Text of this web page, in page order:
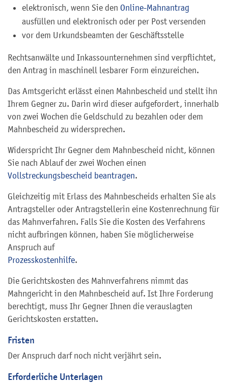
elektronisch, wenn Sie den Online-Mahnantrag
ausfüllen und elektronisch oder per Post versenden
vor dem Urkundsbeamten der Geschäftsstelle
Rechtsanwälte und Inkassounternehmen sind verpflichtet,
den Antrag in maschinell lesbarer Form einzureichen.
Das Amtsgericht erlässt einen Mahnbescheid und stellt ihn
Ihrem Gegner zu. Darin wird dieser aufgefordert, innerhalb
von zwei Wochen die Geldschuld zu bezahlen oder dem
Mahnbescheid zu widersprechen.
Widerspricht Ihr Gegner dem Mahnbescheid nicht, können
Sie nach Ablauf der zwei Wochen einen
Vollstreckungsbescheid beantragen.
Gleichzeitig mit Erlass des Mahnbescheids erhalten Sie als
Antragsteller oder Antragstellerin eine Kostenrechnung für
das Mahnverfahren. Falls Sie die Kosten des Verfahrens
nicht aufbringen können, haben Sie möglicherweise
Anspruch auf
Prozesskostenhilfe.
Die Gerichtskosten des Mahnverfahrens nimmt das
Mahngericht in den Mahnbescheid auf. Ist Ihre Forderung
berechtigt, muss Ihr Gegner Ihnen die verauslagten
Gerichtskosten erstatten.
Fristen
Der Anspruch darf noch nicht verjährt sein.
Erforderliche Unterlagen